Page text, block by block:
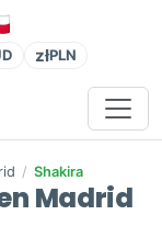
złPLN
/ Shakira
Madrid